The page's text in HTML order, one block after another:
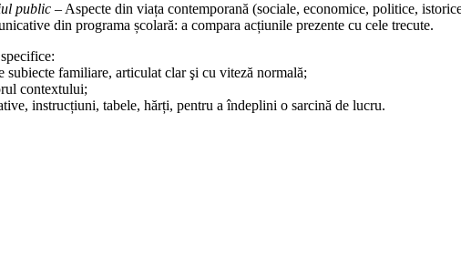
public – Aspecte din viața contemporană (sociale, economice, politice,
din programa școlară: a compara acțiunile prezente cu cele trecute.
familiare, articulat clar şi cu viteză normală;
contextului;
instrucțiuni, tabele, hărți, pentru a îndeplini o sarcină de lucru.